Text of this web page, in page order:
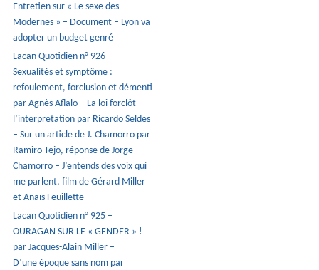
Entretien sur « Le sexe des
Modernes » – Document – Lyon va
adopter un budget genré
Lacan Quotidien n° 926 –
Sexualités et symptôme :
refoulement, forclusion et démenti
par Agnès Aflalo – La loi forclôt
l’interpretation par Ricardo Seldes
– Sur un article de J. Chamorro par
Ramiro Tejo, réponse de Jorge
Chamorro – J’entends des voix qui
me parlent, film de Gérard Miller
et Anaïs Feuillette
Lacan Quotidien n° 925 –
OURAGAN SUR LE « GENDER » !
par Jacques-Alain Miller –
D’une époque sans nom par